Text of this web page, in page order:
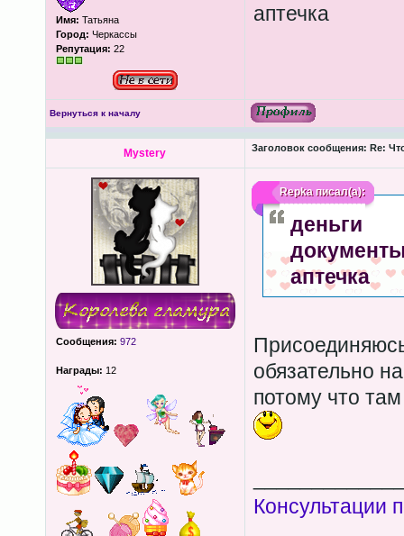
Имя: Татьяна
Город: Черкассы
Репутация: 22
аптечка
Вернуться к началу
Mystery Заголовок сообщения: Re:
Сообщения: 972
Награды: 12
Repkaписал(а):
деньги
аптечка
обязательно
потому что
Консультации